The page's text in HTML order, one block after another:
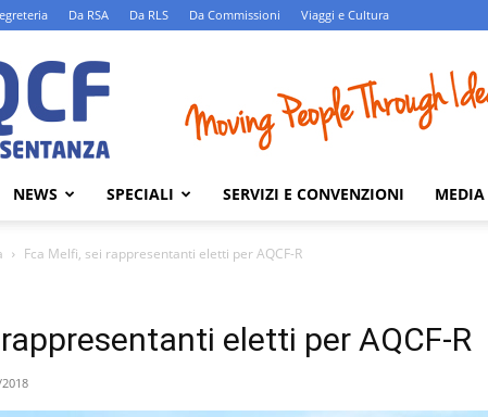
Da RSA Da RLS Da Commissioni Viaggi e Cultura
NEWS SPECIALI SERVIZI E CONVENZIONI MEDIA
Fca Melfi, sei rappresentanti eletti per AQCF-R
eletti per AQCF-R